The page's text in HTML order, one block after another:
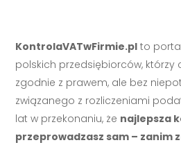
KontrolaVATwFirmie.pl to
polskich przedsiębiorców,
zgodnie z prawem, ale bez
związanego z rozliczeniami
lat w przekonaniu, że najlepsza
przeprowadzasz sam – zanim